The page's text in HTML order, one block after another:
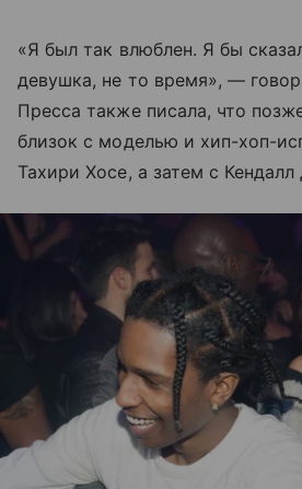
«Я был так влюблен. Я бы
девушка, не то время», —
Пресса также писала, что
близок с моделью и хип-хоп-
Тахири Хосе, а затем с